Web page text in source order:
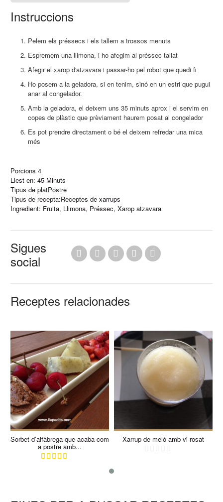
Instruccions
Pelem els préssecs i els tallem a trossos menuts
Espremem una llimona, i ho afegim al préssec tallat
Afegir el xarop d'atzavara i passar-ho pel robot que quedi fi
Ho posem a la geladora, si en tenim, sinó en un estri que pugui
anar al congelador.
Amb la geladora, el deixem uns 35 minuts aprox i el servim en
copes de plàstic que prèviament haurem posat al congelador
Es pot prendre directament o bé el deixem refredar una mica
més
Porcions4
Llest en:45 Minuts
Tipus de platPostre
Tipus de recepta:Receptes de xarrups
Ingredient: Fruita, Llimona, Préssec,Xarop atzavara
Sigues
social
Receptes relacionades
10
10 Min
Sorbet d’alfàbrega que acaba com
a postre amb...
8
Xarrup de meló amb vi rosat